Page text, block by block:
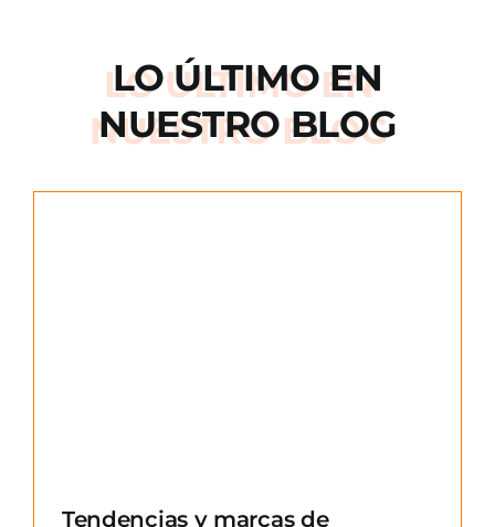
LO ÚLTIMO EN
NUESTRO BLOG
Tendencias y marcas de